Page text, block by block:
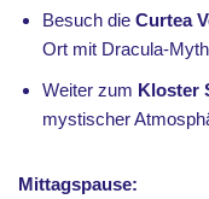
Besuch die Curtea
Ort mit Dracula-
Weiter zum Kloster
mystischer
Mittagspause: